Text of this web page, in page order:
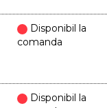
Disponibil la
comanda
Disponibil la